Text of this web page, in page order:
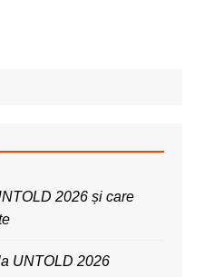
2026 și care
UNTOLD 2026